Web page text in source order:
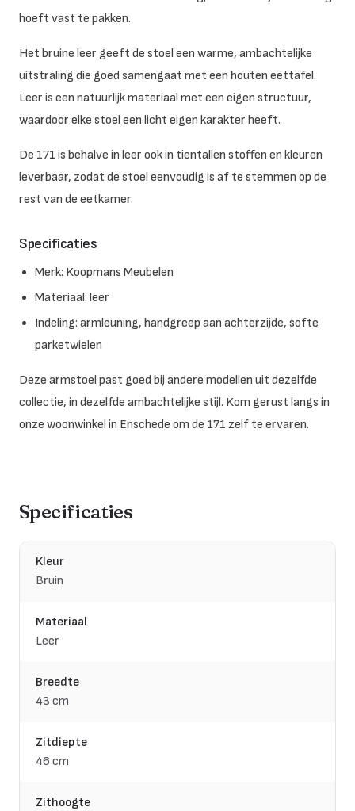
hoeft vast te pakken.
Het bruine leer geeft de stoel een warme, ambachtelijke
uitstraling die goed samengaat met een houten eettafel.
Leer is een natuurlijk materiaal met een eigen structuur,
waardoor elke stoel een licht eigen karakter heeft.
De 171 is behalve in leer ook in tientallen stoffen en kleuren
leverbaar, zodat de stoel eenvoudig is af te stemmen op de
rest van de eetkamer.
Specificaties
Merk: Koopmans Meubelen
Materiaal: leer
Indeling: armleuning, handgreep aan achterzijde, softe
parketwielen
Deze armstoel past goed bij andere modellen uit dezelfde
collectie, in dezelfde ambachtelijke stijl. Kom gerust langs in
onze woonwinkel in Enschede om de 171 zelf te ervaren.
Specificaties
Kleur
Bruin
Materiaal
Leer
Breedte
43 cm
Zitdiepte
46 cm
Zithoogte